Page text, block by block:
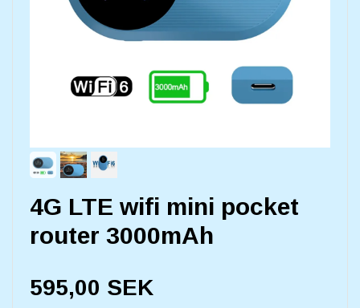
4G LTE wifi mini pocket
router 3000mAh
595,00 SEK